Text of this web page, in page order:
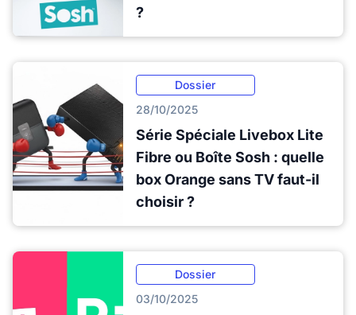
?
Dossier
28/10/2025
Série Spéciale Livebox Lite
Fibre ou Boîte Sosh : quelle
box Orange sans TV faut-il
choisir ?
Dossier
03/10/2025